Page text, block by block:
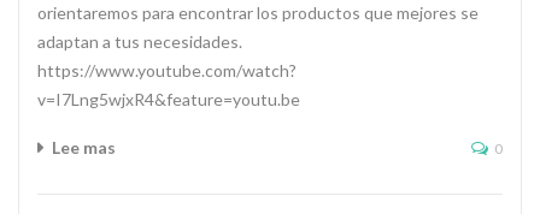
orientaremos para encontrar los productos que mejores se
adaptan a tus necesidades.
https://www.youtube.com/watch?
v=I7Lng5wjxR4&feature=youtu.be
Lee mas 0